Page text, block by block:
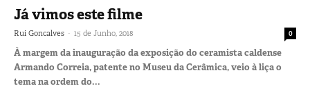
Já vimos este filme
Rui Goncalves - 15 de Junho, 2018 0
À margem da inauguração da exposição do ceramista caldense
Armando Correia, patente no Museu da Cerâmica, veio à liça o
tema na ordem do...